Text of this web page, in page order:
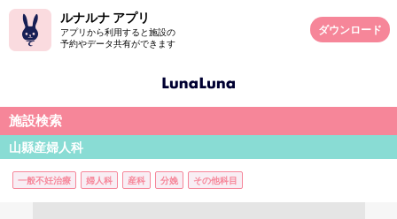
ルナルナ アプリ
アプリから利用すると施設の
予約やデータ共有ができます
ダウンロード
施設検索
山縣産婦人科
一般不妊治療 婦人科 産科 分娩 その他科目